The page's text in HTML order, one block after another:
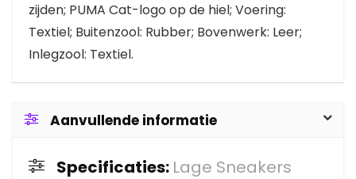
zijden; PUMA Cat-logo op de hiel; Voering:
Textiel; Buitenzool: Rubber; Bovenwerk: Leer;
Inlegzool: Textiel.
Aanvullende informatie
Specificaties: Lage Sneakers